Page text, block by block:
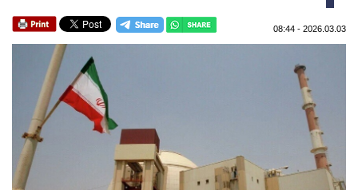
2026.03.03
-
08:44